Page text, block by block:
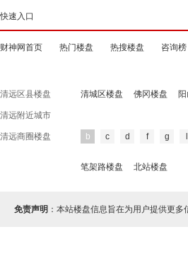
快速入口
财神网首页 热门楼盘 热搜楼盘 咨询榜
清远区县楼盘 清城区楼盘 佛冈楼盘
清远附近城市
清远商圈楼盘 b c d f g
笔架路楼盘 北站楼盘
免责声明 ：本站楼盘信息旨在为用户提供更